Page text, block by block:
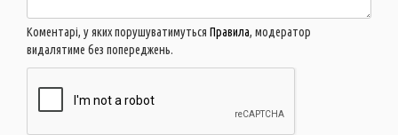
Коментарі, у яких порушуватимуться Правила, модератор
видалятиме без попереджень.